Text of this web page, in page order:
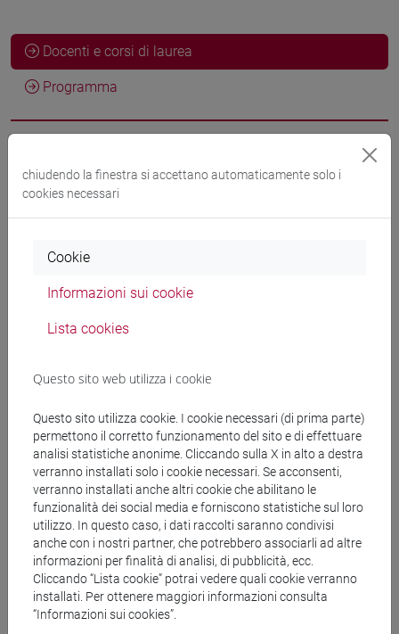
Docenti e corsi di laurea
Programma
Materiali su Moodle
[ET4] ECONOMIA E COMMERCIO - Laurea
economia e commercio
Struttura generale dell'insegnamento
LINGUA INGLESE (ESAME)
LINGUA INGLESE - ESAME
LINGUA INGLESE - ESAME Cognomi
chiudendo la finestra si accettano automaticamente solo i
cookies necessari
Cookie
Informazioni sui cookie
Lista cookies
Questo sito web utilizza i cookie
Questo sito utilizza cookie. I cookie necessari (di prima parte)
permettono il corretto funzionamento del sito e di effettuare
analisi statistiche anonime. Cliccando sulla X in alto a destra
verranno installati solo i cookie necessari. Se acconsenti,
verranno installati anche altri cookie che abilitano le
funzionalità dei social media e forniscono statistiche sul loro
utilizzo. In questo caso, i dati raccolti saranno condivisi
anche con i nostri partner, che potrebbero associarli ad altre
informazioni per finalità di analisi, di pubblicità, ecc.
Cliccando “Lista cookie” potrai vedere quali cookie verranno
installati. Per ottenere maggiori informazioni consulta
“Informazioni sui cookies”.